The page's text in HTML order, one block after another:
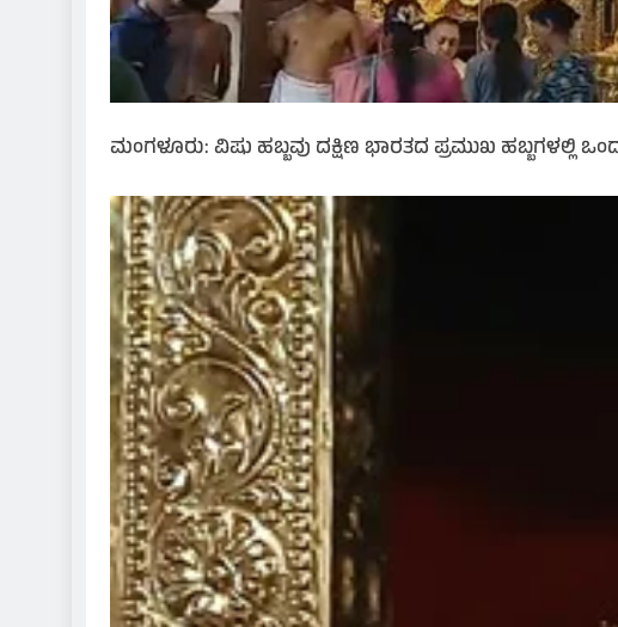
ಮಂಗಳೂರು: ವಿಷು ಹಬ್ಬವು ದಕ್ಷಿಣ ಭಾರತದ ಪ್ರಮುಖ ಹಬ್ಬಗಳಲ್ಲಿ